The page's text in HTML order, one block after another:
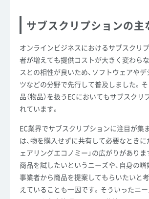
サブスクリプションの主
オンラインビジネスにおけるサブスクリ
者が増えても提供コストが大きく変わら
スとの相性が良いため、ソフトウェアや
ツなどの分野で先行して普及しました。そ
品（物品）を扱うECにおいてもサブスクリ
れています。
EC業界でサブスクリプションに注目が集
は、物を購入せずに共有して必要なときに
ェアリングエコノミー」の広がりがありま
商品を試したいというニーズや、自身の
事業者から商品を提案してもらいたいと
えていることも一因です。そういったニー